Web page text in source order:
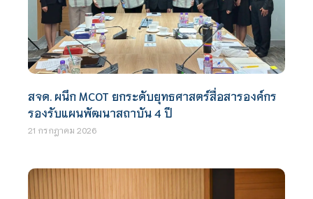
สจด. ผนึก MCOT ยกระดับยุทธศาสตร์สื่อสารองค์กร
รองรับแผนพัฒนาสถาบัน 4 ปี
21 กรกฎาคม 2026